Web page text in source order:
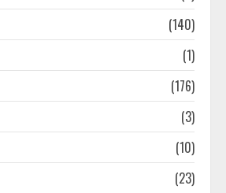
(140)
(1)
(176)
(3)
(10)
(23)